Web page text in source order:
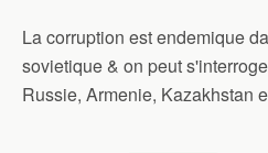
La corruption est endemique
sovietique & on peut
Russie, Armenie, Kazakhstan